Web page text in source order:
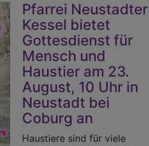
Pfarrei Neustadter
Kessel bietet
Gottesdienst für
Mensch und
Haustier am 23.
August, 10 Uhr in
Neustadt bei
Coburg an
Haustiere sind für viele